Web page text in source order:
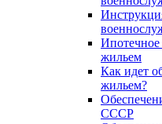
жильем
Как идет
жильем?
СССР